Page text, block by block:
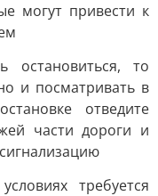
могут привести к
остановиться, то
и посматривать в
отведите
части дороги и
требуется